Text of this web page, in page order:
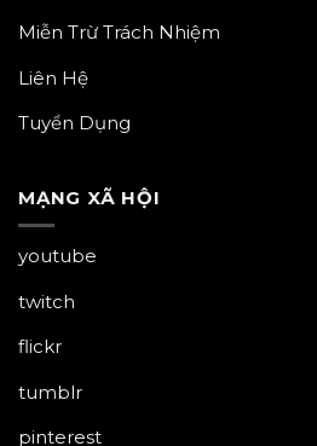
Miễn Trừ Trách Nhiệm
Liên Hệ
Tuyển Dụng
MẠNG XÃ HỘI
youtube
twitch
flickr
tumblr
pinterest